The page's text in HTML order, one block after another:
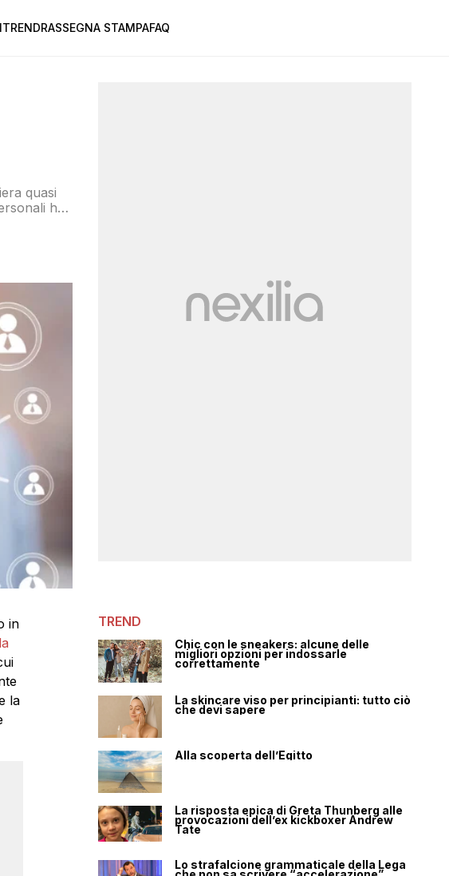
TRENDRASSEGNA STAMPAFAQ
quasi
ha
in
la
TREND
Chic con le sneakers: alcune delle
migliori opzioni per indossarle
correttamente
La skincare viso per principianti: tutto ciò
che devi sapere
Alla scoperta dell’Egitto
La risposta epica di Greta Thunberg alle
provocazioni dell’ex kickboxer Andrew
Tate
Lo strafalcione grammaticale della Lega